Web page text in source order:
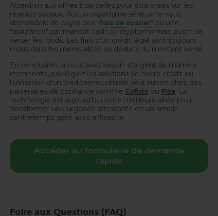
Attention aux offres trop belles pour être vraies sur les
réseaux sociaux. Aucun organisme sérieux ne vous
demandera de payer des "frais de dossier" ou une
"assurance" par mandat cash ou cryptomonnaie avant de
verser les fonds. Les frais d'un crédit légal sont toujours
inclus dans les mensualités ou déduits du montant versé.
En conclusion, si vous avez besoin d'argent de manière
imminente, privilégiez les solutions de micro-crédit ou
l'utilisation d'un crédit renouvelable déjà ouvert chez des
partenaires de confiance comme Cofidis ou Floa . La
technologie est aujourd'hui votre meilleure alliée pour
transformer une urgence stressante en un simple
contretemps géré avec efficacité.
Accéder au formulaire de demande
rapide
Foire aux Questions (FAQ)